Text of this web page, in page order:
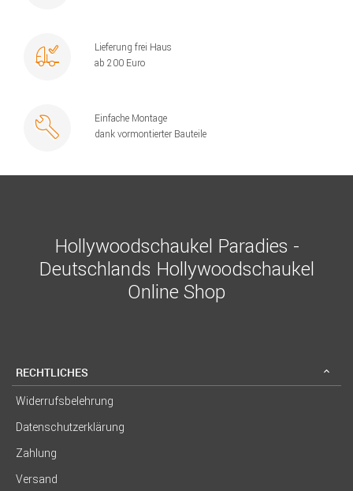
Lieferung frei Haus
ab 200 Euro
Einfache Montage
dank vormontierter Bauteile
Hollywoodschaukel Paradies -
Deutschlands Hollywoodschaukel
Online Shop
RECHTLICHES
Widerrufsbelehrung
Datenschutzerklärung
Zahlung
Versand